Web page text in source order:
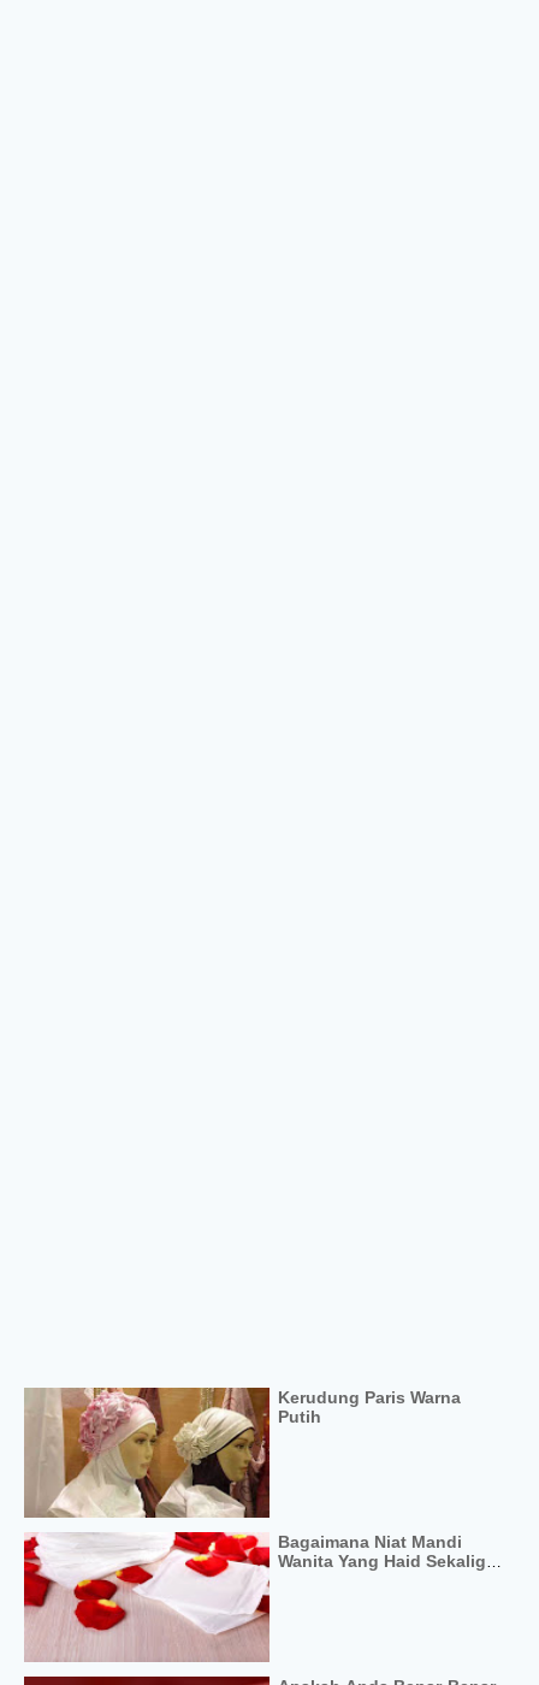
Kerudung Paris Warna
Putih
Bagaimana Niat Mandi
Wanita Yang Haid Sekaligus